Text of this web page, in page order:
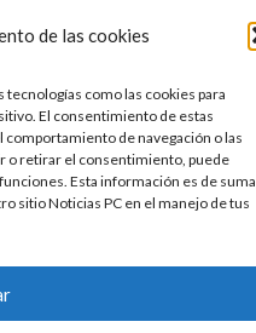
de las cookies
como las cookies para
El consentimiento de estas
de navegación o las
o retirar el consentimiento, puede
Esta información es de suma
sitio Noticias PC en el manejo de tus